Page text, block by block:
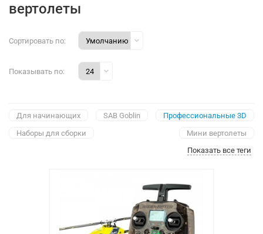
вертолеты
Сортировать по:
Показывать по:
Для начинающих SAB Goblin
Профессиональные 3D
Наборы для сборки
Мини вертолеты
Показать все теги